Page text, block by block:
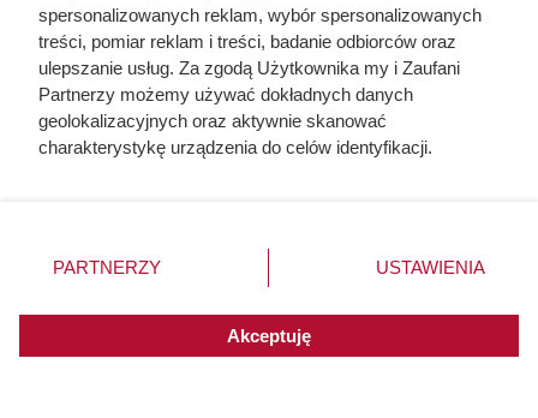
Znaczna część świeżego mięsa trafia do sklepów już zapakowana
przez producenta, fot. Africa Studio
Skąd biorą się plotki o zmianie
etykiet?
etykiety z mięsa, przepakowują produkty i naklejają nowe
daty ważności. Takie historie od lat pojawiają się w
mediach społecznościowych, jednak nie odzwierciedlają
standardowych procedur obowiązujących w dużych
spersonalizowanych reklam, wybór spersonalizowanych
treści, pomiar reklam i treści, badanie odbiorców oraz
ulepszanie usług. Za zgodą Użytkownika my i Zaufani
Partnerzy możemy używać dokładnych danych
geolokalizacyjnych oraz aktywnie skanować
charakterystykę urządzenia do celów identyfikacji.
zmienić/wycofać klikając przycisk ustawień prywatności
znajdujący się w lewym dolnym rogu strony. Niektóre
użytkownika, ale masz prawo sprzeciwić się takiemu
przetwarzaniu. Preferencje będą miały zastosowania do
PARTNERZY USTAWIENIA
Akceptuję